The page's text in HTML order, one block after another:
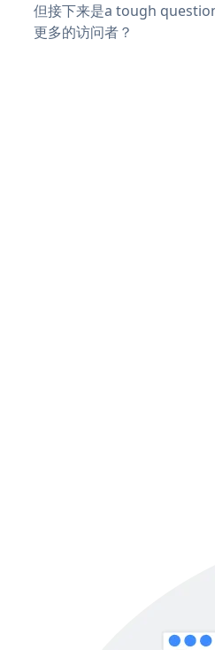
但接下来是a tough
更多的访问者？